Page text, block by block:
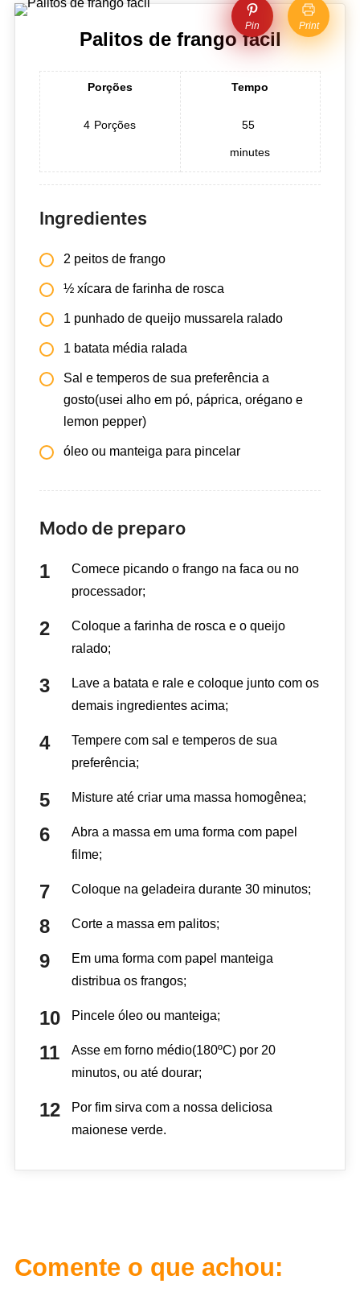
Pin Print
Palitos de frango fácil
Porções
4 Porções
Tempo
55
minutes
Ingredientes
2 peitos de frango
½ xícara de farinha de rosca
1 punhado de queijo mussarela ralado
1 batata média ralada
Sal e temperos de sua preferência a
gosto(usei alho em pó, páprica, orégano e
lemon pepper)
óleo ou manteiga para pincelar
Modo de preparo
Comece picando o frango na faca ou no
processador;
Coloque a farinha de rosca e o queijo
ralado;
Lave a batata e rale e coloque junto com os
demais ingredientes acima;
Tempere com sal e temperos de sua
preferência;
Misture até criar uma massa homogênea;
Abra a massa em uma forma com papel
filme;
Coloque na geladeira durante 30 minutos;
Corte a massa em palitos;
Em uma forma com papel manteiga
distribua os frangos;
Pincele óleo ou manteiga;
Asse em forno médio(180ºC) por 20
minutos, ou até dourar;
Por fim sirva com a nossa deliciosa
maionese verde.
Comente o que achou: